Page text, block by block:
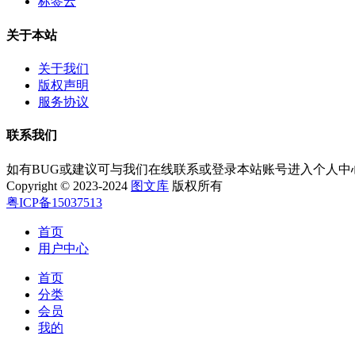
关于本站
关于我们
版权声明
服务协议
联系我们
如有BUG或建议可与我们在线联系或登录本站账号进入个人中
Copyright © 2023-2024 图文库 版权所有
粤ICP备15037513
首页
用户中心
首页
分类
会员
我的